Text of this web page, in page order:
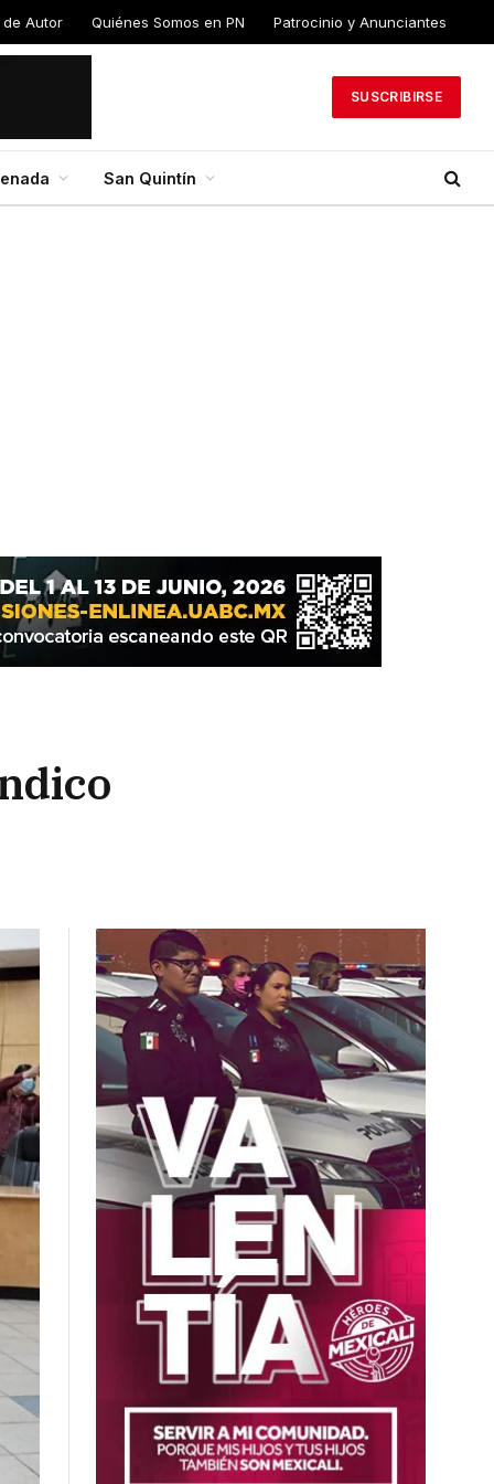
Autor Quiénes Somos en PN Patrocinio y Anunciantes
SUSCRIBIRSE
San Quintín